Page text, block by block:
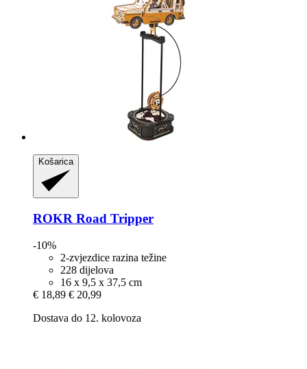
Košarica
ROKR Road Tripper
-10%
2-zvjezdice razina težine
228 dijelova
16 x 9,5 x 37,5 cm
€ 18,89 € 20,99
Dostava do 12. kolovoza